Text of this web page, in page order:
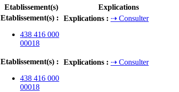
Etablissement(s)
Explications
Etablissement(s) :
438 416 000
00018
Explications : ⇢ Consulter
Etablissement(s) :
438 416 000
00018
Explications : ⇢ Consulter